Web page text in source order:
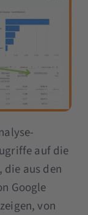
auf die
die aus den
Google
von